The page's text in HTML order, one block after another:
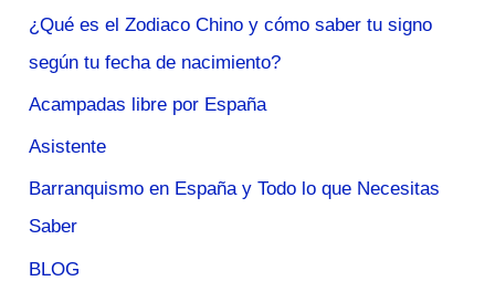
¿Qué es el Zodiaco Chino y cómo saber tu signo
según tu fecha de nacimiento?
Acampadas libre por España
Asistente
Barranquismo en España y Todo lo que Necesitas
Saber
BLOG